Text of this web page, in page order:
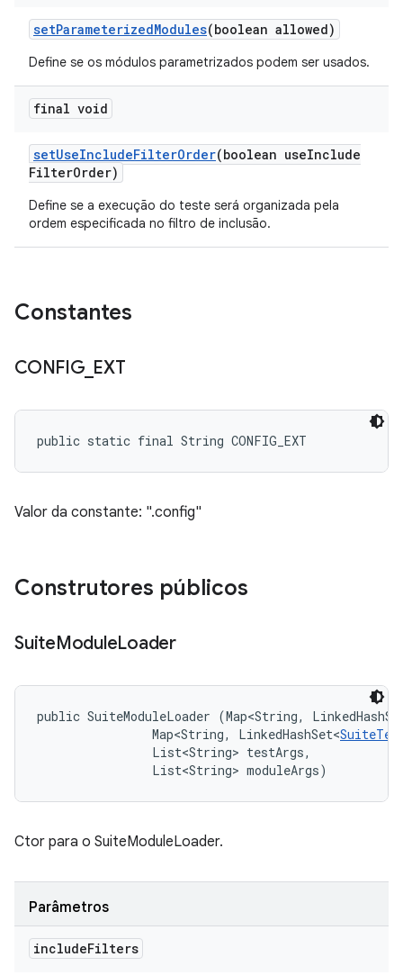
setParameterizedModules(boolean allowed)
Define se os módulos parametrizados podem ser usados.
final void
setUseIncludeFilterOrder(boolean useInclude
FilterOrder)
Define se a execução do teste será organizada pela
ordem especificada no filtro de inclusão.
Constantes
CONFIG_ EXT
public static final String CONFIG_EXT
Valor da constante: ".config"
Construtores públicos
SuiteModuleLoader
public SuiteModuleLoader (Map<String,
                Map<String, LinkedHashSet<
                List<String> testArgs,
                List<String> moduleArgs)
Ctor para o SuiteModuleLoader.
Parâmetros
includeFilters